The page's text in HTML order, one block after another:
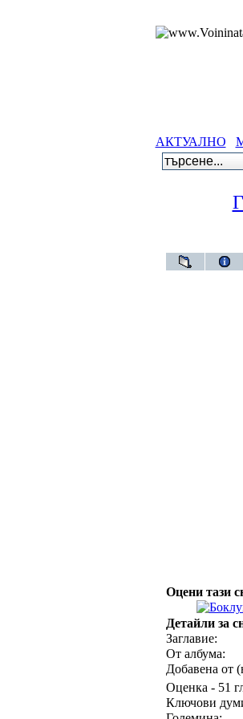
АКТУАЛНО
Оцени тази
Детайли за
Заглавие:
От албума:
Добавена от
Оценка - 51
Ключови